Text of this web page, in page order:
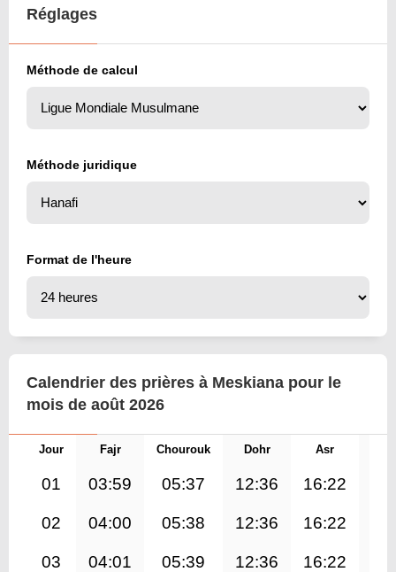
Réglages
Méthode de calcul
Méthode juridique
Format de l'heure
Calendrier des prières à Meskiana pour le
mois de août 2026
Jour Fajr Chourouk Dohr Asr
01 03:59 05:37 12:36 16:22
02 04:00 05:38 12:36 16:22
03 04:01 05:39 12:36 16:22